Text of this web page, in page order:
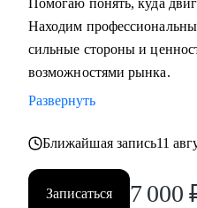
Помогаю понять, куда
Находим
сильные стороны и
возможностями рынка.
Развернуть
Ближайшая запись11
Записаться 7 000